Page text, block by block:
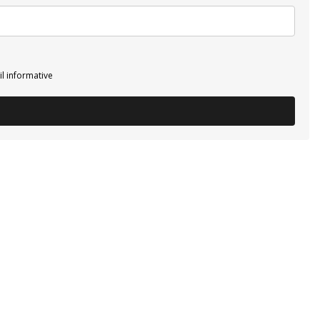
informative